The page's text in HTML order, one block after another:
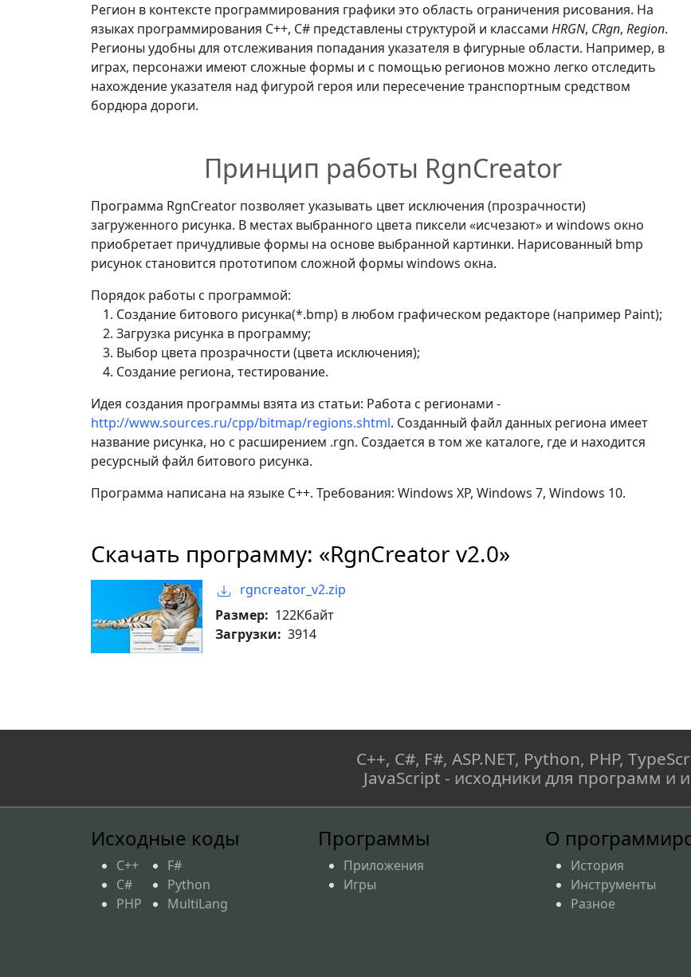
Регион в контексте программирования графики это область ограничения рисования. На
языках программирования С++, C# представлены структурой и классами HRGN, CRgn, Region.
Регионы удобны для отслеживания попадания указателя в фигурные области. Например, в
играх, персонажи имеют сложные формы и с помощью регионов можно легко отследить
нахождение указателя над фигурой героя или пересечение транспортным средством
бордюра дороги.
Принцип работы RgnCreator
Программа RgnCreator позволяет указывать цвет исключения (прозрачности)
загруженного рисунка. В местах выбранного цвета пиксели «исчезают» и windows окно
приобретает причудливые формы на основе выбранной картинки. Нарисованный bmp
рисунок становится прототипом сложной формы windows окна.
Порядок работы с программой:
Создание битового рисунка(*.bmp) в любом графическом редакторе (например Paint);
Загрузка рисунка в программу;
Выбор цвета прозрачности (цвета исключения);
Создание региона, тестирование.
Идея создания программы взята из статьи: Работа с регионами -
http://www.sources.ru/cpp/bitmap/regions.shtml. Созданный файл данных региона имеет
название рисунка, но с расширением .rgn. Создается в том же каталоге, где и находится
ресурсный файл битового рисунка.
Программа написана на языке С++. Требования: Windows XP, Windows 7, Windows 10.
Скачать программу: «RgnCreator v2.0»
rgncreator_v2.zip
Размер: 122Кбайт
Загрузки: 3914
C++, C#, F#, ASP.NET, Python, PHP,
JavaScript - исходники для программ и
Исходные коды
C++
C#
PHP
F#
Python
MultiLang
Программы
Приложения
Игры
О
История
Инструменты
Разное